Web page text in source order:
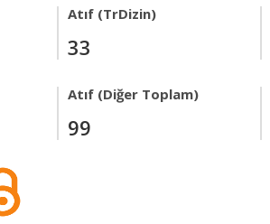
Atıf (TrDizin)
33
Atıf (Diğer Toplam)
99